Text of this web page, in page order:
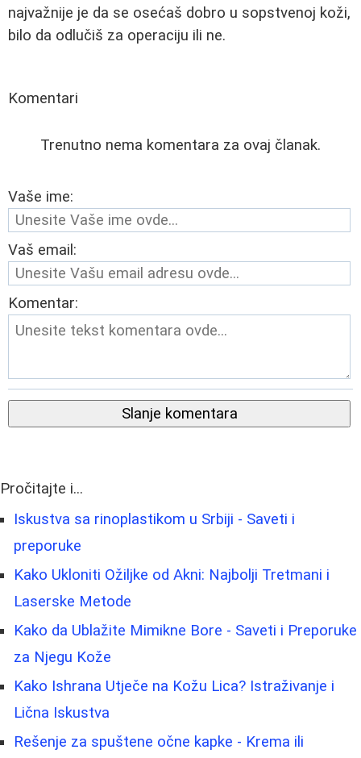
najvažnije je da se osećaš dobro u sopstvenoj koži,
bilo da odlučiš za operaciju ili ne.
Komentari
Trenutno nema komentara za ovaj članak.
Vaše ime:
Vaš email:
Komentar:
Slanje komentara
Pročitajte i...
Iskustva sa rinoplastikom u Srbiji - Saveti i
preporuke
Kako Ukloniti Ožiljke od Akni: Najbolji Tretmani i
Laserske Metode
Kako da Ublažite Mimikne Bore - Saveti i Preporuke
za Njegu Kože
Kako Ishrana Utječe na Kožu Lica? Istraživanje i
Lična Iskustva
Rešenje za spuštene očne kapke - Krema ili